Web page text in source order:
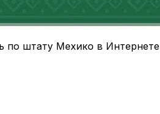
по штату Мехико в Интернете